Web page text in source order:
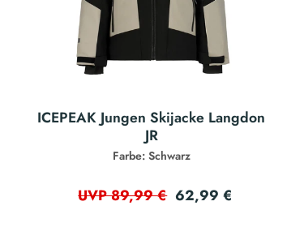
ICEPEAK Jungen Skijacke Langdon
JR
Farbe: Schwarz
UVP 89,99 € 62,99 €